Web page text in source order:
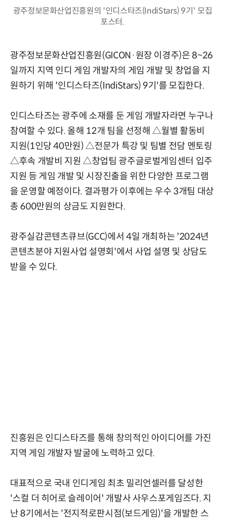
광주정보문화산업진흥원의 '인디스타즈(IndiStars) 9기' 모집
포스터.
광주정보문화산업진흥원(GICON·원장 이경주)은 8~26
일까지 지역 인디 게임 개발자의 게임 개발 및 창업을 지
원하기 위해 '인디스타즈(IndiStars) 9기'를 모집한다.
인디스타즈는 광주에 소재를 둔 게임 개발자라면 누구나
참여할 수 있다. 올해 12개 팀을 선정해 △월별 활동비
지원(1인당 40만원) △전문가 특강 및 팀별 전담 멘토링
△후속 개발비 지원 △창업팀 광주글로벌게임센터 입주
지원 등 게임 개발 및 시장진출을 위한 다양한 프로그램
을 운영할 예정이다. 결과평가 이후에는 우수 3개팀 대상
총 600만원의 상금도 지원한다.
광주실감콘텐츠큐브(GCC)에서 4일 개최하는 '2024년
콘텐츠분야 지원사업 설명회'에서 사업 설명 및 상담도
받을 수 있다.
진흥원은 인디스타즈를 통해 창의적인 아이디어를 가진
지역 게임 개발자 발굴에 노력하고 있다.
대표적으로 국내 인디게임 최초 밀리언셀러를 달성한
'스컬 더 히어로 슬레이어' 개발사 사우스포게임즈다. 지
난 8기에서는 '전지적로판시점(보드게임)'을 개발한 스